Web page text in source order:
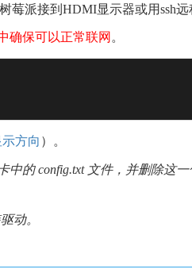
派接到HDMI显示器或用ssh远
确保可以正常联网 。
方向 ）。
中的 config.txt 文件，并删除这一
动。